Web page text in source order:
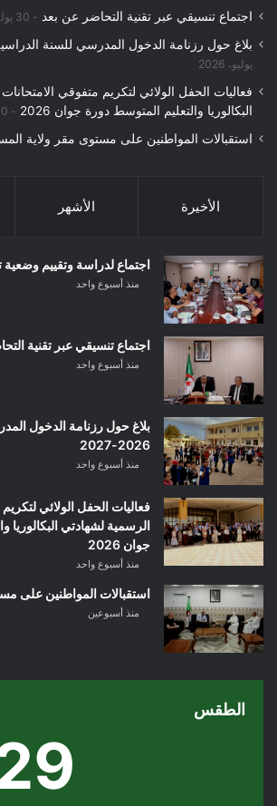
اجتماع تنسيقي عبر تقنية التحاضر عن بعد 30 يوليو، 2026
بلاغ حول رزنامة الدخول المدرسي للسنة الدراسية 2026-
يوليو، 2026
فعاليات الحفل الولائي لتكريم متفوقي
البكالوريا والتعليم المتوسط دورة جوان 2026
30
استقبالات المواطنين على مستوى مقر ولاية
الأخيرة الأشهر
اجتماع لدراسة وتقييم وضعية
منذ أسبوع واحد
اجتماع تنسيقي عبر تقنية
منذ أسبوع واحد
بلاغ حول رزنامة الدخول
2026-2027
منذ أسبوع واحد
فعاليات الحفل الولائي
الرسمية لشهادتي البكالوريا
جوان 2026
منذ أسبوع واحد
استقبالات المواطنين على
منذ أسبوعين
الطقس